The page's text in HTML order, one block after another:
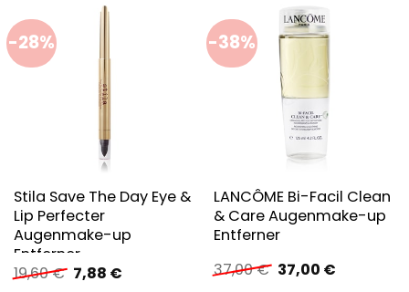
-28%
Stila Save The Day Eye &
Lip Perfecter
Augenmake-up
Entferner
19,60€ Ursprünglicher
Preis
7,88 €Aktueller
-38%
LANCÔME Bi-Facil Clean
& Care Augenmake-up
Entferner
37,00€ Ursprünglicher
Preis
37,00 €Aktueller